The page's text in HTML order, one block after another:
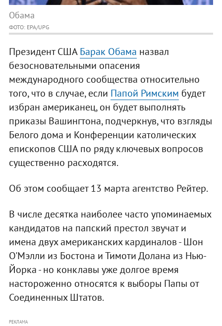
Обама
ФОТО: EPA/UPG
Президент СШАБарак Обама назвал
безосновательными опасения
международного сообщества относительно
того, что в случае, если Папой Римским будет
избран американец, он будет выполнять
приказы Вашингтона, подчеркнув, что взгляды
Белого дома и Конференции католических
епископов США по ряду ключевых вопросов
существенно расходятся.
Об этом сообщает 13 марта агентство Рейтер.
В числе десятка наиболее часто упоминаемых
кандидатов на папский престол звучат и
имена двух американских кардиналов - Шон
О'Мэлли из Бостона и Тимоти Долана из Нью-
Йорка - но конклавы уже долгое время
настороженно относятся к выборы Папы от
Соединенных Штатов.
РЕКЛАМА